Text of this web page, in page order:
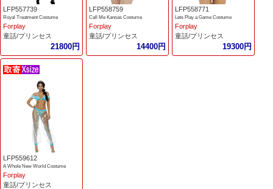
LFP557739
Royal Treatment Costume
Forplay
童話/プリンセス
21800円
LFP558759
Call Me Kansas Costume
Forplay
童話/プリンセス
14400円
LFP558771
Lets Play a Game Costume
Forplay
童話/プリンセス
19300円
LFP559612
A Whole New World Costume
Forplay
童話/プリンセス